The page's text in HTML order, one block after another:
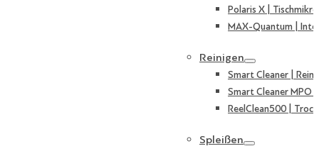
Polaris X |
MAX-Quantum |
Reinigen
Smart Cleaner |
Smart Cleaner MPO
ReelClean500 |
Spleißen